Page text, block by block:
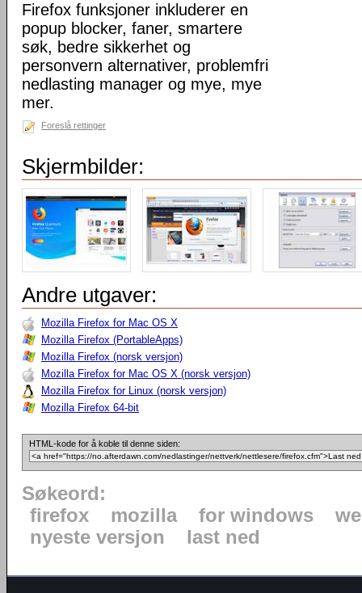
Firefox funksjoner inkluderer en
popup blocker, faner, smartere
søk, bedre sikkerhet og
personvern alternativer, problemfri
nedlasting manager og mye, mye
mer.
Foreslå rettinger
Skjermbilder:
Andre utgaver:
Mozilla Firefox for Mac OS X
Mozilla Firefox (PortableApps)
Mozilla Firefox (norsk versjon)
Mozilla Firefox for Mac OS X (norsk versjon)
Mozilla Firefox for Linux (norsk versjon)
Mozilla Firefox 64-bit
HTML-kode for å koble til denne siden:
Søkeord:
firefox
mozilla for windows
nyeste versjon
last ned